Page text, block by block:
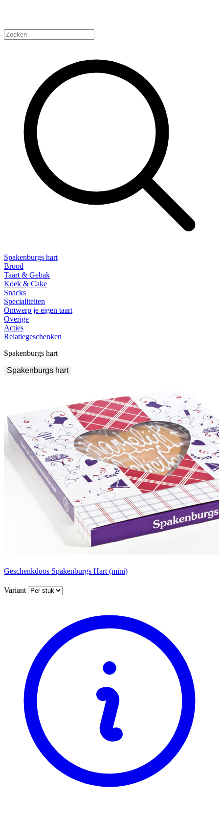
Spakenburgs hart
Brood
Taart & Gebak
Koek & Cake
Snacks
Specialiteiten
Ontwerp je eigen taart
Overige
Acties
Relatiegeschenken
Spakenburgs hart
Spakenburgs hart
Geschenkdoos Spakenburgs Hart (mini)
Variant